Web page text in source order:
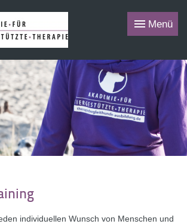
Menü
individuellen Wunsch von Menschen und